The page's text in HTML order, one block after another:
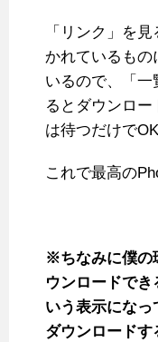
「リンク」を
かれているもの
いるので、「
るとダウンロ
は待つだけでOK
これで最高の
※ちなみに僕の
ウンロードで
いう表示にな
ダウンロードす